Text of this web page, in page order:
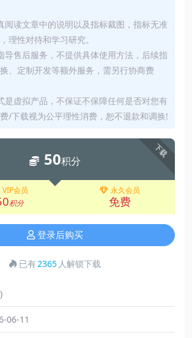
阅读文章中的说明以及指标裁图，指标无准
理性对待和学习研究。
导售后服务，不提供具体使用方法，后续指
、定制开发等额外服务，需另行协商费
是虚拟产品，不保证不保障任何是否对您有
/下载视为公平理性消费，恕不退款和调换!
下载
50积分
VIP会员
积分
永久会员
免费
登录后购买
已有2365 人解锁下载
06-11